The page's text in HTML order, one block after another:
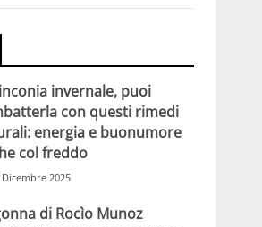
invernale, puoi
con questi rimedi
energia e buonumore
col freddo
Dicembre 2025
di Rocìo Munoz